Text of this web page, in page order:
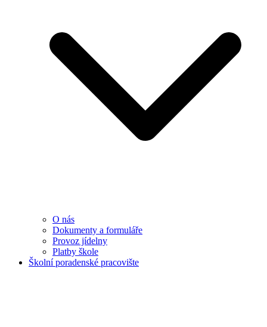
O nás
Dokumenty a formuláře
Provoz jídelny
Platby škole
Školní poradenské pracovište